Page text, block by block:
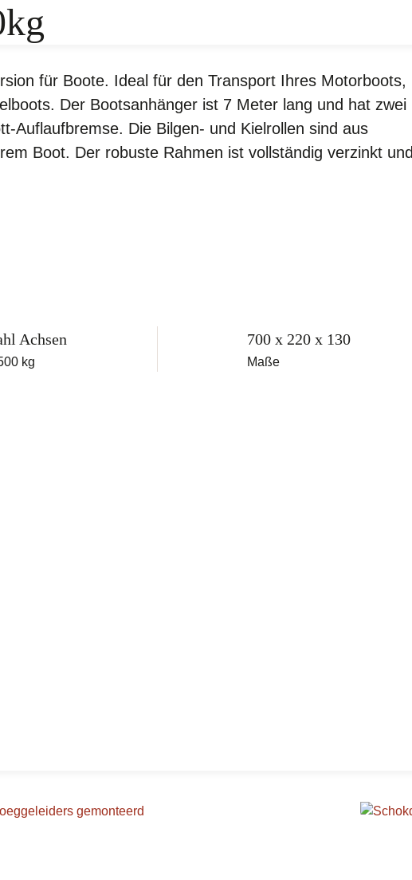
für Boote. Ideal für den Transport Ihres Motorboots,
Der Bootsanhänger ist 7 Meter lang und hat zwei
Auflaufbremse. Die Bilgen- und Kielrollen sind aus
Boot. Der robuste Rahmen ist vollständig verzinkt und
Achsen
kg
700 x 220 x 130
Maße